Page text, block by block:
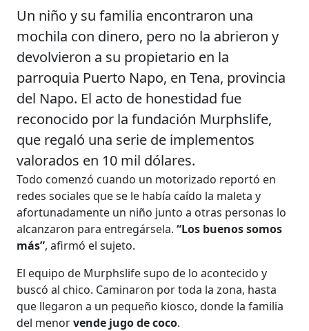
Un niño y su familia encontraron una
mochila con dinero, pero no la abrieron y
devolvieron a su propietario en la
parroquia Puerto Napo, en Tena, provincia
del Napo. El acto de honestidad fue
reconocido por la fundación Murphslife,
que regaló una serie de implementos
valorados en 10 mil dólares.
Todo comenzó cuando un motorizado reportó en
redes sociales que se le había caído la maleta y
afortunadamente un niño junto a otras personas lo
alcanzaron para entregársela.“Los buenos somos
más”, afirmó el sujeto.
El equipo de Murphslife supo de lo acontecido y
buscó al chico. Caminaron por toda la zona, hasta
que llegaron a un pequeño kiosco, donde la familia
del menorvende jugo de coco.